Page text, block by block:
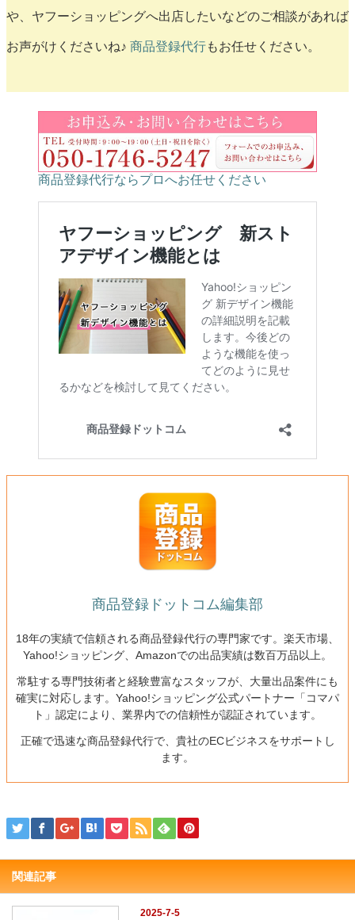
や、ヤフーショッピングへ出店したいなどのご相談があれば
お声がけくださいね♪ 商品登録代行もお任せください。
商品登録代行ならプロへお任せください
商品登録ドットコム編集部
18年の実績で信頼される商品登録代行の専門家です。楽天市場、
Yahoo!ショッピング、Amazonでの出品実績は数百万品以上。
常駐する専門技術者と経験豊富なスタッフが、大量出品案件にも
確実に対応します。Yahoo!ショッピング公式パートナー「コマパ
ト」認定により、業界内での信頼性が認証されています。
正確で迅速な商品登録代行で、貴社のECビジネスをサポートし
ます。
関連記事
2025-7-5